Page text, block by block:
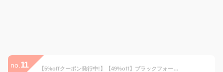
no. 11 【5%offクーポン発行中!】【49%off】ブラックフォーマル レディース 喪服 礼服 オールシーズン 前開き アンサンブル ロング丈 ブラック 7号〜25号 礼服 スーツ レディース 喪服 ロングサイズ ブラックフォーマル 洗える 大きいサイズ あす楽 【新商品】 m454-471